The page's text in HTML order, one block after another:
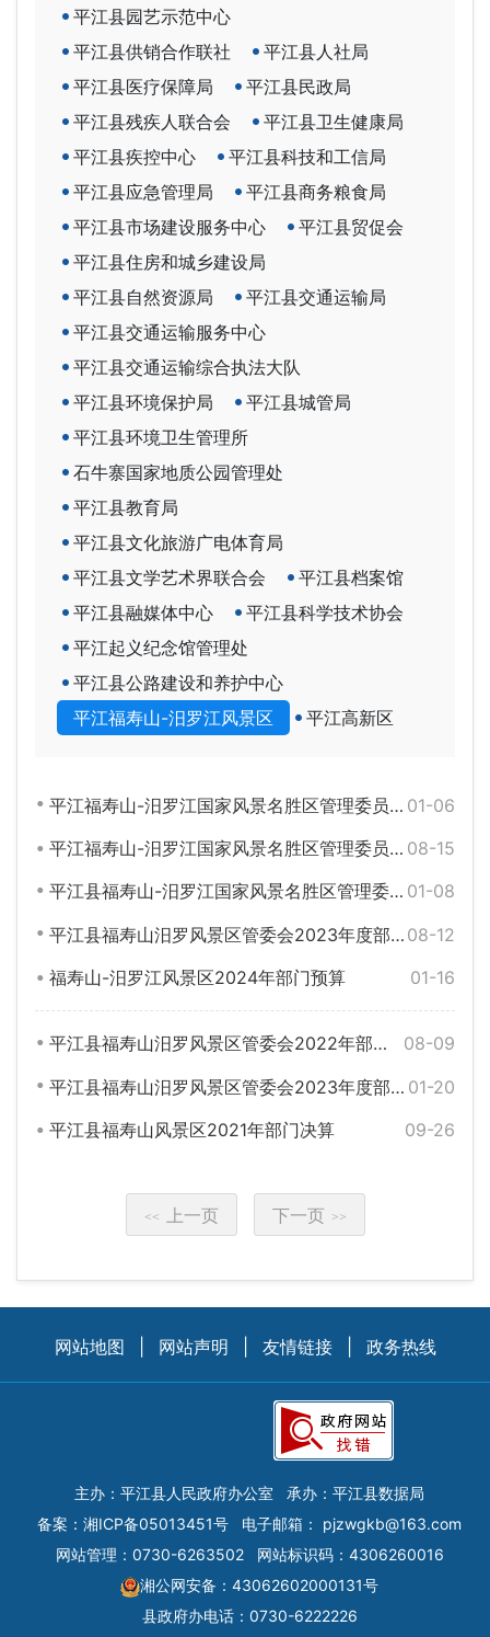
平江县园艺示范中心
平江县供销合作联社
平江县人社局
平江县医疗保障局
平江县民政局
平江县残疾人联合会
平江县卫生健康局
平江县疾控中心
平江县科技和工信局
平江县应急管理局
平江县商务粮食局
平江县市场建设服务中心
平江县贸促会
平江县住房和城乡建设局
平江县自然资源局
平江县交通运输局
平江县交通运输服务中心
平江县交通运输综合执法大队
平江县环境保护局
平江县城管局
平江县环境卫生管理所
石牛寨国家地质公园管理处
平江县教育局
平江县文化旅游广电体育局
平江县文学艺术界联合会
平江县档案馆
平江县融媒体中心
平江县科学技术协会
平江起义纪念馆管理处
平江县公路建设和养护中心
平江福寿山-汨罗江风景区
平江高新区
01-06
平江福寿山-汨罗江国家风景名胜区管理委员会2026年部门预算
08-15
平江福寿山-汨罗江国家风景名胜区管理委员会2024年部门决算公开目录
01-08
平江县福寿山-汨罗江国家风景名胜区管理委员会2025年部门预算
08-12
平江县福寿山汨罗风景区管委会2023年度部门决算公开
01-16
福寿山-汨罗江风景区2024年部门预算
08-09
平江县福寿山汨罗风景区管委会2022年部门决算
01-20
平江县福寿山汨罗风景区管委会2023年度部门预算
09-26
平江县福寿山风景区2021年部门决算
<< 上一页 下一页 >>
网站地图 网站声明 友情链接 政务热线
主办：平江县人民政府办公室
承办：平江县数据局
备案： 湘ICP备05013451号 电子邮箱： pjzwgkb@163.com
网站管理：0730-6263502
网站标识码：4306260016
湘公网安备：43062602000131号
县政府办电话：0730-6222226